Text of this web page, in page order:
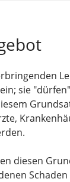
sie
diesen